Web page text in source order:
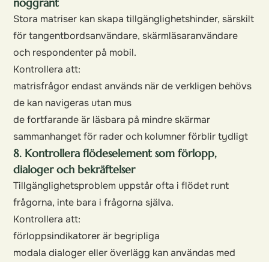
Stora matriser kan skapa tillgänglighetshinder, särskilt
för tangentbordsanvändare, skärmläsaranvändare
och respondenter på mobil.
Kontrollera att:
matrisfrågor endast används när de verkligen behövs
de kan navigeras utan mus
de fortfarande är läsbara på mindre skärmar
sammanhanget för rader och kolumner förblir tydligt
8. Kontrollera flödeselement som förlopp,
dialoger och bekräftelser
Tillgänglighetsproblem uppstår ofta i flödet runt
frågorna, inte bara i frågorna själva.
Kontrollera att:
förloppsindikatorer är begripliga
modala dialoger eller överlägg kan användas med